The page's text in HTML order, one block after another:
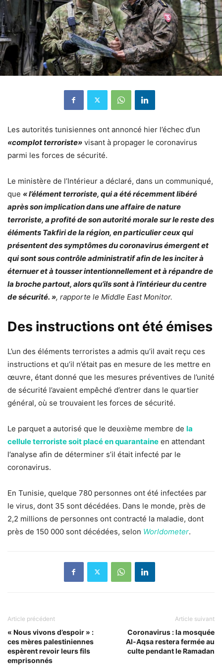
Les autorités tunisiennes ont annoncé hier l’échec d’un
«complot terroriste» visant à propager le coronavirus
parmi les forces de sécurité.
Le ministère de l’Intérieur a déclaré, dans un communiqué,
que « l’élément terroriste, qui a été récemment libéré
après son implication dans une affaire de nature
terroriste, a profité de son autorité morale sur le reste des
éléments Takfiri de la région, en particulier ceux qui
présentent des symptômes du coronavirus émergent et
qui sont sous contrôle administratif afin de les inciter à
éternuer et à tousser intentionnellement et à répandre de
la broche partout, alors qu’ils sont à l’intérieur du centre
de sécurité. », rapporte le Middle East Monitor.
Des instructions ont été émises
L’un des éléments terroristes a admis qu’il avait reçu ces
instructions et qu’il n’était pas en mesure de les mettre en
œuvre, étant donné que les mesures préventives de l’unité
de sécurité l’avaient empêché d’entrer dans le quartier
général, où se trouvaient les forces de sécurité.
Le parquet a autorisé que le deuxième membre de la
cellule terroriste soit placé en quarantaine en attendant
l’analyse afin de déterminer s’il était infecté par le
coronavirus.
En Tunisie, quelque 780 personnes ont été infectées par
le virus, dont 35 sont décédées. Dans le monde, près de
2,2 millions de personnes ont contracté la maladie, dont
près de 150 000 sont décédées, selon Worldometer.
Article précédent
« Nous vivons d’espoir » :
ces mères palestiniennes
espèrent revoir leurs fils
emprisonnés
Article suivant
Coronavirus : la mosquée
Al-Aqsa restera fermée au
culte pendant le Ramadan